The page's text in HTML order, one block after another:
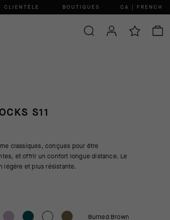
CLIENTÈLE BOUTIQUES CA | FRENCH
S11
classiques, conçues pour être
et offrir un confort longue distance. Le
légère et plus résistante.
Burned Brown